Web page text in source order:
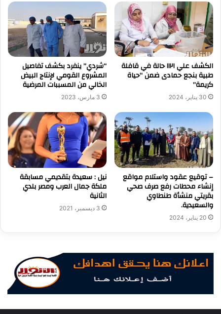
الكشف علي ١١٢١ حالة في قافلة
طبية بنجع حمادى ضمن “حياة
كريمة”
30 يناير، 2024
“شردي” ينفرد بكشف تفاصيل
المشروع القومي لإنتاج البيض
الخالي من المسببات المرضية
3 مارس، 2023
– توقيع عقود واستلام مواقع
إنشاء محطات رفع صرف صحي
بقريتي منشأة طنطاوي
والسعيدية.
20 يناير، 2024
نيل : سعيدة بتقديمي مسابقة
ملكة جمال العرب ومصر بلدي
الثانية
3 ديسمبر، 2021